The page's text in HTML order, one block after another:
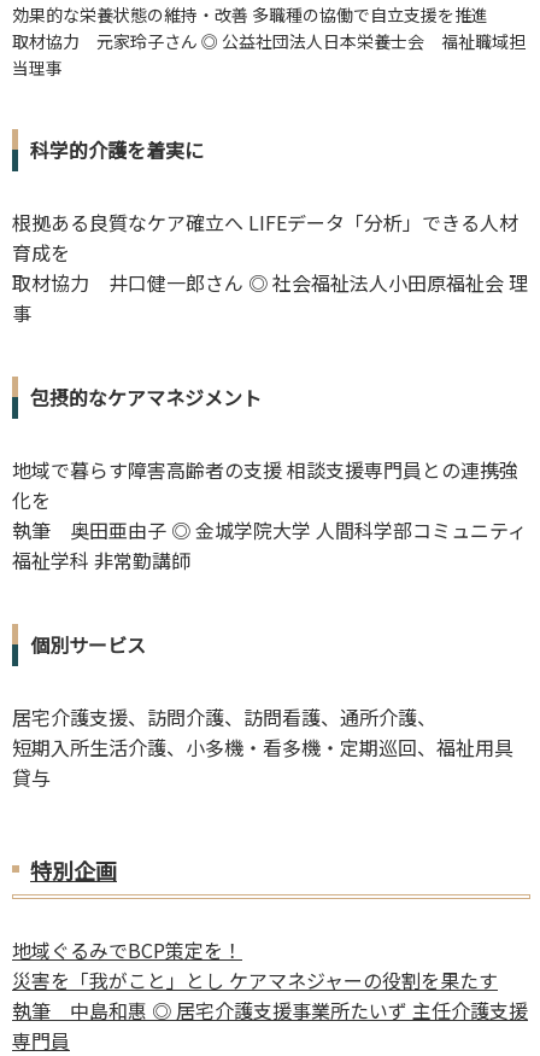
効果的な栄養状態の維持・改善 多職種の協働で自立支援を推進
取材協力 元家玲子さん ◎ 公益社団法人日本栄養士会 福祉職域担
当理事
科学的介護を着実に
根拠ある良質なケア確立へ LIFEデータ「分析」できる人材
育成を
取材協力 井口健一郎さん ◎ 社会福祉法人小田原福祉会 理
事
包摂的なケアマネジメント
地域で暮らす障害高齢者の支援 相談支援専門員との連携強
化を
執筆 奥田亜由子 ◎ 金城学院大学 人間科学部コミュニティ
福祉学科 非常勤講師
個別サービス
居宅介護支援、訪問介護、訪問看護、通所介護、
短期入所生活介護、小多機・看多機・定期巡回、福祉用具
貸与
特別企画
地域ぐるみでBCP策定を！
災害を「我がこと」とし ケアマネジャーの役割を果たす
執筆 中島和惠 ◎ 居宅介護支援事業所たいず 主任介護支援
専門員